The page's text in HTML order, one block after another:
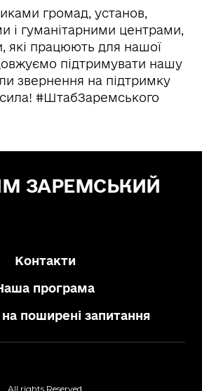
Анонімні опитування
Стежити за Депутатом
громад, установ,
і гуманітарними центрами,
які працюють для нашої
підтримувати нашу
звернення на підтримку
#ШтабЗаремського
ЗАРЕМСЬКИЙ
Контакти
програма
на поширені запитання
All rights Reserved